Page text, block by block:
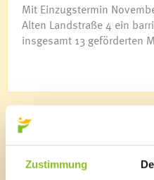
Zustimmung
Mit Einzugstermin
Alten Landstraße 4 ein
insgesamt 13 geförderten
News Archiv
2026
Juli 2026(7 Einträge)
(19 Einträge)